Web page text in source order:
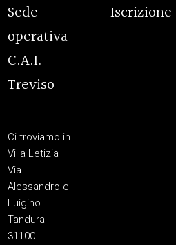
Sede
operativa
C.A.I.
Treviso
Ci troviamo in
Villa Letizia
Via
Alessandro e
Luigino
Tandura
31100
Iscrizione